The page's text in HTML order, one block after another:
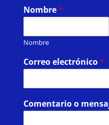
Nombre*
Nombre
Correo electrónico*
Comentario o